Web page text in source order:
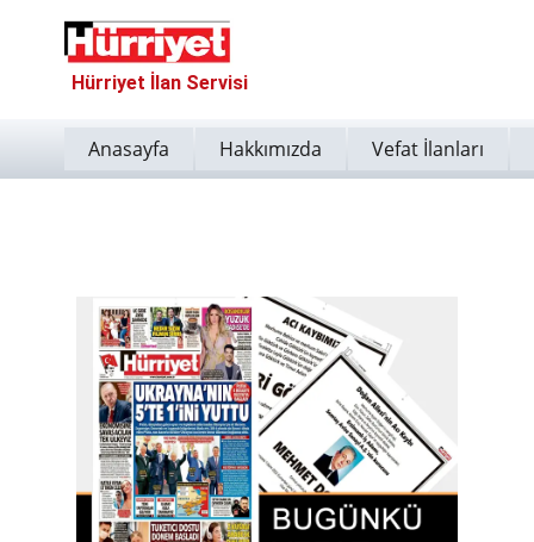
Hürriyet İlan Servisi
Anasayfa Hakkımızda Vefat İlanları